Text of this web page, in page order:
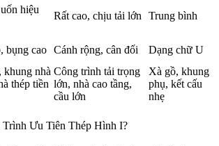
hiệu
Rất cao, chịu tải lớn Trung bình
bụng cao Cánh rộng, cân đối
Dạng chữ U
khung nhà
thép tiền
Công trình tải trọng
lớn, nhà cao tầng,
cầu lớn
Xà gồ, khung
phụ, kết cấu
nhẹ
Ưu Tiên Thép Hình I?